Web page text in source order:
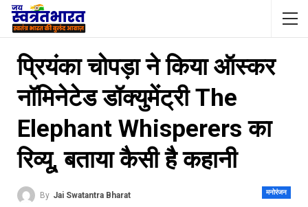
प्रियंका चोपड़ा ने किया ऑस्कर
नॉमिनेटेड डॉक्युमेंट्री The
Elephant Whisperers का
रिव्यू, बताया कैसी है कहानी
मनोरंजन
By Jai Swatantra Bharat